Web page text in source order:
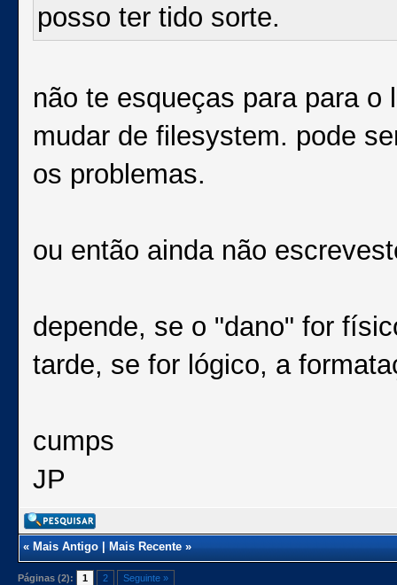
posso ter tido sorte.
não te esqueças para para
mudar de filesystem. pode
os problemas.
ou então ainda não
depende, se o "dano" for
tarde, se for lógico, a
cumps
JP
«Mais Antigo|Mais Recente»
Páginas (2): 1 2 Seguinte »